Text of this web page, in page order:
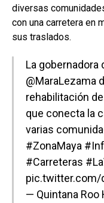
diversas
con una carretera en
sus traslados.
La gobernadora
@MaraLezama
rehabilitación
que conecta la
varias
#ZonaMaya
#Carreteras
pic.twitter.com/
— Quintana Roo